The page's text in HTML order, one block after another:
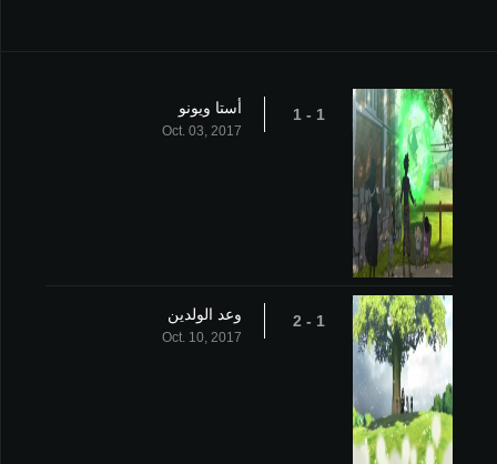
1 - 1 أستا ويونو
Oct. 03, 2017
1 - 2 وعد الولدين
Oct. 10, 2017